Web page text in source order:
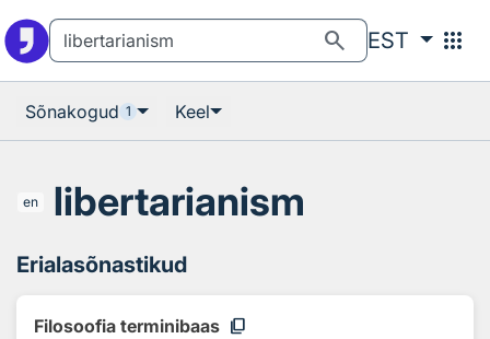
search EST apps
Sõnakogud 1 Keel
en libertarianism
Erialasõnastikud
Filosoofia terminibaas content_copy